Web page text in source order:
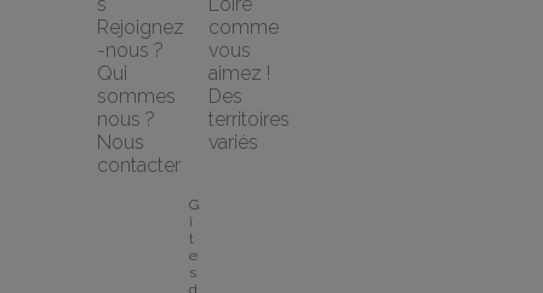
Rejoignez
-nous ?
Qui
sommes
nous ?
Nous
contacter
comme
vous
aimez !
Des
territoires
variés
G
î
t
e
s
d